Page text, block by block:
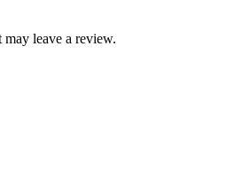
leave a review.